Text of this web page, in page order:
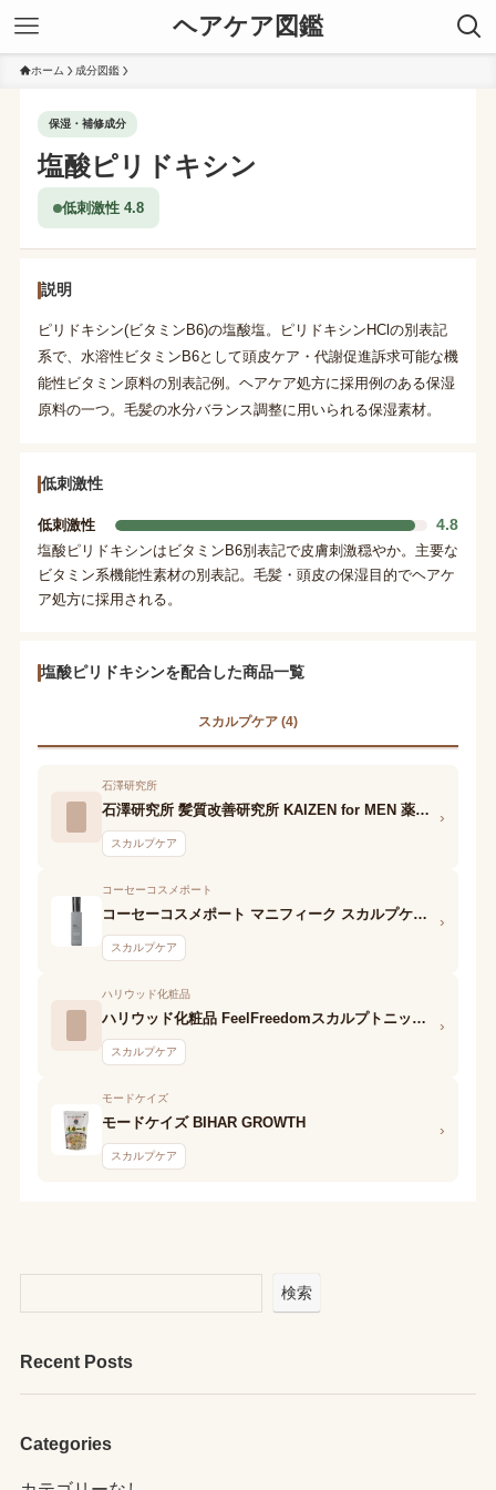
ヘアケア図鑑
ホーム 成分図鑑
保湿・補修成分
塩酸ピリドキシン
低刺激性 4.8
説明
ピリドキシン(ビタミンB6)の塩酸塩。ピリドキシンHClの別表記
系で、水溶性ビタミンB6として頭皮ケア・代謝促進訴求可能な機
能性ビタミン原料の別表記例。ヘアケア処方に採用例のある保湿
原料の一つ。毛髪の水分バランス調整に用いられる保湿素材。
低刺激性
低刺激性 4.8
塩酸ピリドキシンはビタミンB6別表記で皮膚刺激穏やか。主要な
ビタミン系機能性素材の別表記。毛髪・頭皮の保湿目的でヘアケ
ア処方に採用される。
塩酸ピリドキシンを配合した商品一覧
スカルプケア (4)
石澤研究所
石澤研究所 髪質改善研究所 KAIZEN for MEN 薬用ヘッドクリーナー
スカルプケア
›
コーセーコスメポート
コーセーコスメポート マニフィーク スカルプケア トニック
スカルプケア
›
ハリウッド化粧品
ハリウッド化粧品 FeelFreedomスカルプトニックME07
スカルプケア
›
モードケイズ
モードケイズ BIHAR GROWTH
スカルプケア
›
検索
Recent Posts
Categories